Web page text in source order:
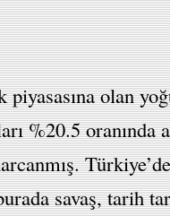
piyasasına olan
%20.5
savaş, tarih